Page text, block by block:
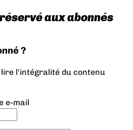
aux abonnés
?
l'intégralité du contenu
e-mail